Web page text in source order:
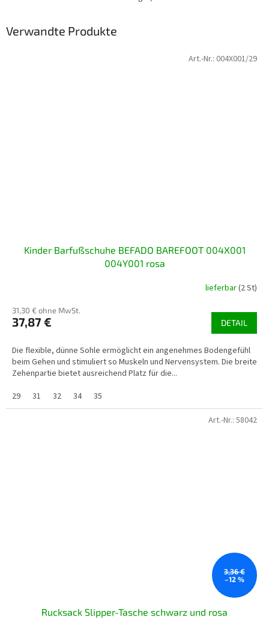
Verwandte Produkte
Kinder Barfußschuhe BEFADO BAREFOOT 004X001
004Y001 rosa
lieferbar(2 St)
31,30 € ohne MwSt.
37,87 € DETAIL
Die flexible, dünne Sohle ermöglicht ein angenehmes Bodengefühl
beim Gehen und stimuliert so Muskeln und Nervensystem. Die breite
Zehenpartie bietet ausreichend Platz für die...
29
31 32 34 35
Art.-Nr.: 004X001/29
3,36 €
–12 %
Rucksack Slipper-Tasche schwarz und rosa
Art.-Nr.: 58042